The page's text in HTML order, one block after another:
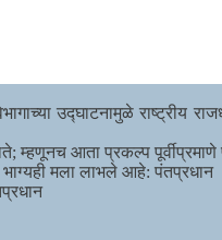
उद्घाटनामुळे
म्हणूनच आता प्रकल्प पूर्वीप्रमाणे
भाग्यही मला लाभले आहे: पंतप्रधान